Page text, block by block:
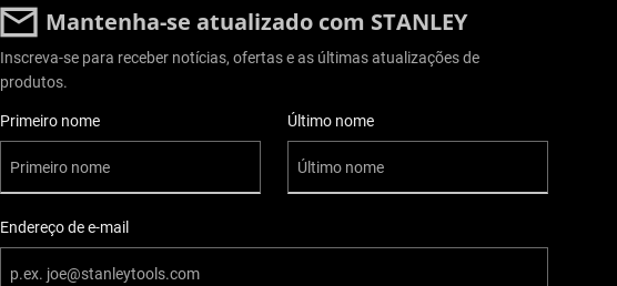
Mantenha-se atualizado com STANLEY
Inscreva-se para receber notícias, ofertas e as últimas atualizações de
produtos.
Informações do Usuário
Primeiro nome Último nome
Endereço de e-mail